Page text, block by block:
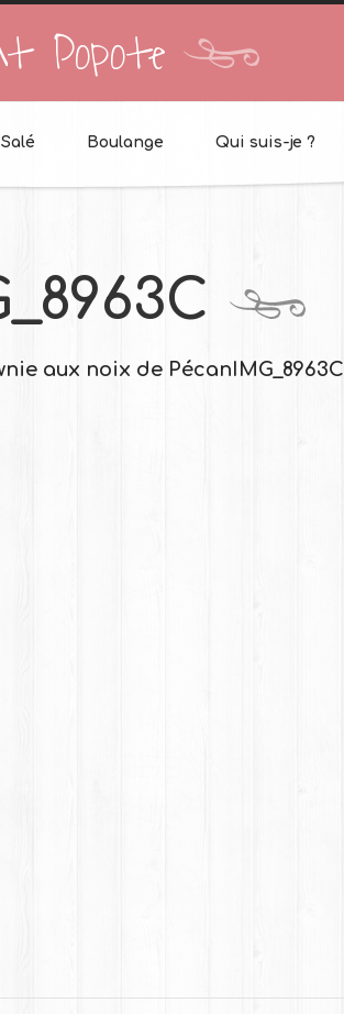
Popote
Salé Boulange Qui suis-je ?
aux noix de PécanIMG_8963C